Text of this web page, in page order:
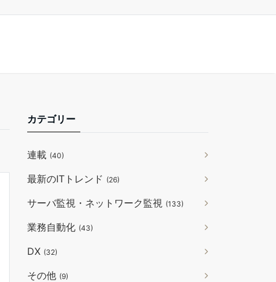
カテゴリー
連載 (40)
最新のITトレンド (26)
サーバ監視・ネットワーク監視 (133)
業務自動化 (43)
DX (32)
その他 (9)